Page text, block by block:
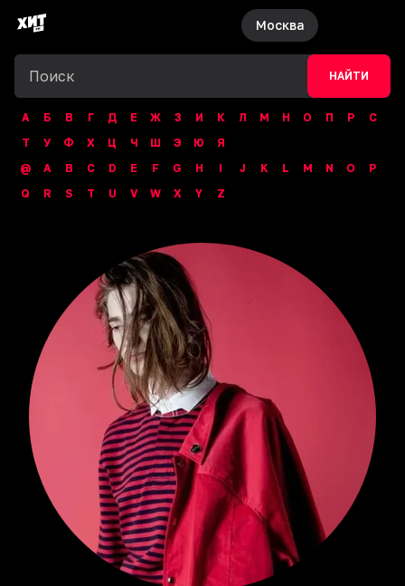
Москва
НАЙТИ
А Б В Г Д Е Ж З И К Л М Н О П Р
С
Т
У Ф Х Ц Ч Ш Э Ю
Я
@
A B C D E F G H I J K L M N O
P
Q
R S T U V W X Y Z